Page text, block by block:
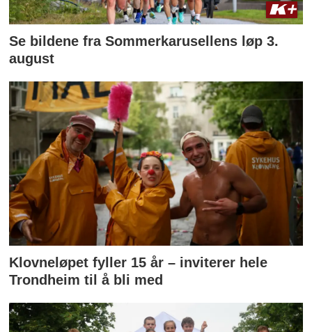
Se bildene fra Sommerkarusellens løp 3.
august
Klovneløpet fyller 15 år – inviterer hele
Trondheim til å bli med